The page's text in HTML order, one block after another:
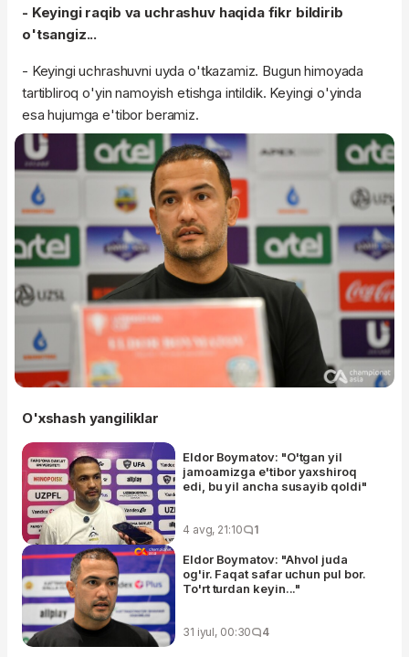
- Keyingi raqib va uchrashuv haqida fikr bildirib
o'tsangiz...
- Keyingi uchrashuvni uyda o'tkazamiz. Bugun himoyada
tartibliroq o'yin namoyish etishga intildik. Keyingi o'yinda
esa hujumga e'tibor beramiz.
O'xshash yangiliklar
Eldor Boymatov: "O'tgan yil
jamoamizga e'tibor yaxshiroq
edi, bu yil ancha susayib qoldi"
4 avg, 21:10 1
Eldor Boymatov: "Ahvol juda
og'ir. Faqat safar uchun pul bor.
To'rt turdan keyin..."
31 iyul, 00:30 4